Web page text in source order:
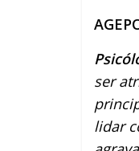
ser
lidar